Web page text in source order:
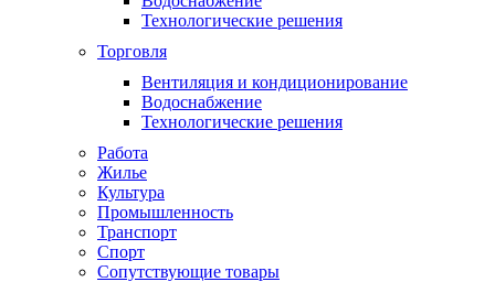
Технологические решения
Торговля
Вентиляция и кондиционирование
Водоснабжение
Технологические решения
Работа
Жилье
Культура
Промышленность
Транспорт
Спорт
Сопутствующие товары